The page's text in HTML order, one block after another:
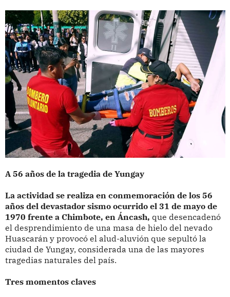
A 56 años de la tragedia de Yungay
La actividad se realiza en conmemoración de los 56
años del devastador sismo ocurrido el 31 de mayo de
1970 frente a Chimbote, en Áncash, que desencadenó
el desprendimiento de una masa de hielo del nevado
Huascarán y provocó el alud-aluvión que sepultó la
ciudad de Yungay, considerada una de las mayores
tragedias naturales del país.
Tres momentos claves